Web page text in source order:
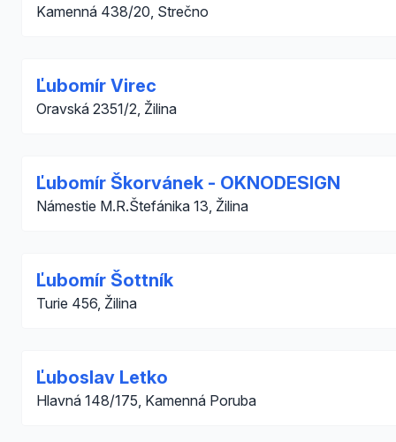
Kamenná 438/20, Strečno
Ľubomír Virec
Oravská 2351/2, Žilina
Ľubomír Škorvánek - OKNODESIGN
Námestie M.R.Štefánika 13, Žilina
Ľubomír Šottník
Turie 456, Žilina
Ľuboslav Letko
Hlavná 148/175, Kamenná Poruba